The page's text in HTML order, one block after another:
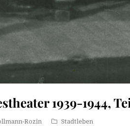
1939-1944,
Rozin Stadtleben